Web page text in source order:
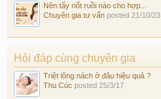
Nên tẩy nốt ruồi nào cho hợp...
Chuyên gia tư vấn posted 21/10/23
Hỏi đáp cùng chuyên gia
Triệt lông nách ở đâu hiệu quả ?
Thu Cúc posted 25/3/17